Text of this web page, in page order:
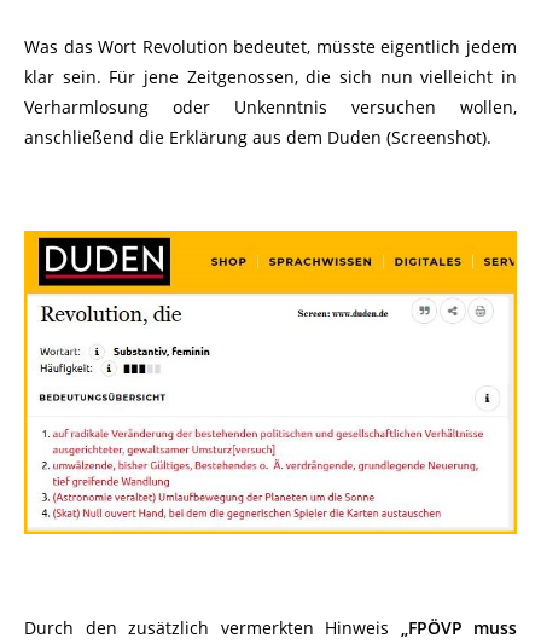
Was das Wort Revolution bedeutet, müsste eigentlich jedem
klar sein. Für jene Zeitgenossen, die sich nun vielleicht in
Verharmlosung oder Unkenntnis versuchen wollen,
anschließend die Erklärung aus dem Duden (Screenshot).
Durch den zusätzlich vermerkten Hinweis
„FPÖVP muss